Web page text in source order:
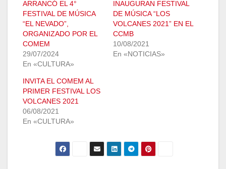
ARRANCÓ EL 4°
FESTIVAL DE MÚSICA
“EL NEVADO”,
ORGANIZADO POR EL
COMEM
29/07/2024
En «CULTURA»
INAUGURAN FESTIVAL
DE MÚSICA “LOS
VOLCANES 2021” EN EL
CCMB
10/08/2021
En «NOTICIAS»
INVITA EL COMEM AL
PRIMER FESTIVAL LOS
VOLCANES 2021
06/08/2021
En «CULTURA»